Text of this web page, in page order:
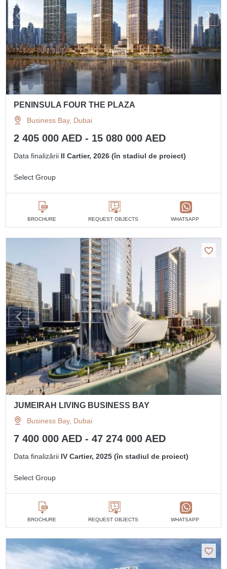
PENINSULA FOUR THE PLAZA
Business Bay, Dubai
2 405 000 AED - 15 080 000 AED
Data finalizării II Cartier, 2026 (în stadiul de proiect)
Select Group
BROCHURE REQUEST OBJECTS WHATSAPP
JUMEIRAH LIVING BUSINESS BAY
Business Bay, Dubai
7 400 000 AED - 47 274 000 AED
Data finalizării IV Cartier, 2025 (în stadiul de proiect)
Select Group
BROCHURE REQUEST OBJECTS WHATSAPP